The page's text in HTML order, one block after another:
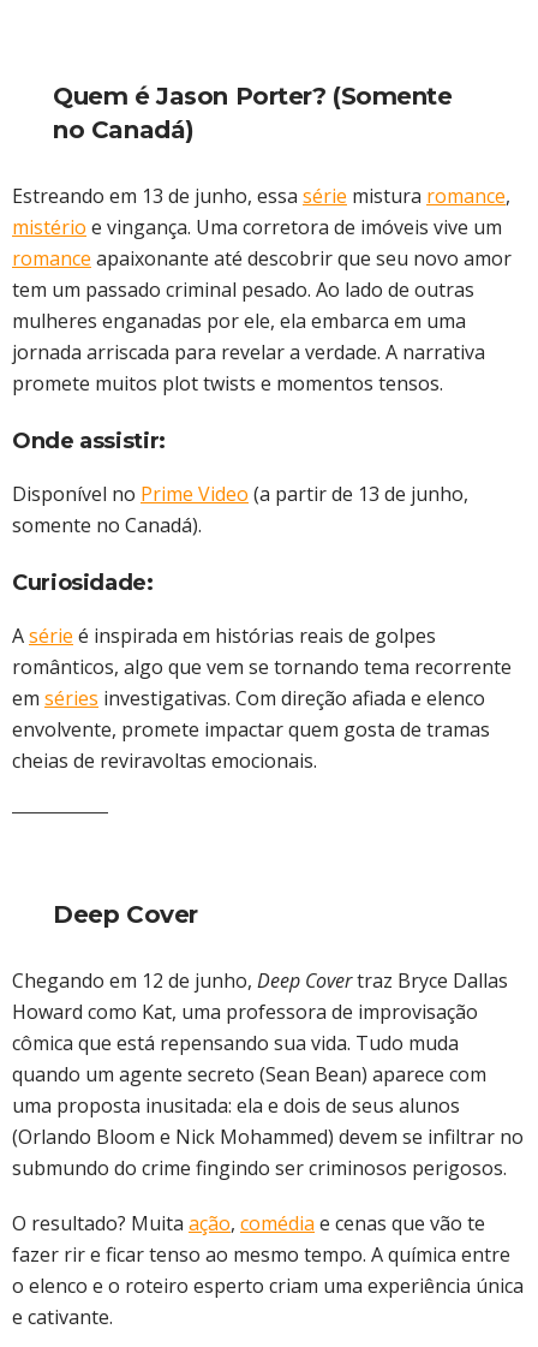
Quem é Jason Porter? (Somente
no Canadá)
Estreando em 13 de junho, essa série mistura romance,
mistério e vingança. Uma corretora de imóveis vive um
romance apaixonante até descobrir que seu novo amor
tem um passado criminal pesado. Ao lado de outras
mulheres enganadas por ele, ela embarca em uma
jornada arriscada para revelar a verdade. A narrativa
promete muitos plot twists e momentos tensos.
Onde assistir:
Disponível no Prime Video (a partir de 13 de junho,
somente no Canadá).
Curiosidade:
Asérie é inspirada em histórias reais de golpes
românticos, algo que vem se tornando tema recorrente
em séries investigativas. Com direção afiada e elenco
envolvente, promete impactar quem gosta de tramas
cheias de reviravoltas emocionais.
Deep Cover
Chegando em 12 de junho, Deep Covertraz Bryce Dallas
Howard como Kat, uma professora de improvisação
cômica que está repensando sua vida. Tudo muda
quando um agente secreto (Sean Bean) aparece com
uma proposta inusitada: ela e dois de seus alunos
(Orlando Bloom e Nick Mohammed) devem se infiltrar no
submundo do crime fingindo ser criminosos perigosos.
O resultado? Muita ação, comédia e cenas que vão te
fazer rir e ficar tenso ao mesmo tempo. A química entre
o elenco e o roteiro esperto criam uma experiência única
e cativante.